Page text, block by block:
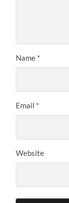
Name *
Email *
Website